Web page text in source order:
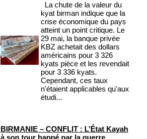
La chute de la valeur du
kyat birman indique que la
crise économique du pays
atteint un point critique. Le
29 mai, la banque privée
KBZ achetait des dollars
américains pour 3 326
kyats pièce et les revendait
pour 3 336 kyats.
Cependant, ces taux
n'étaient applicables qu'aux
étudi...
BIRMANIE – CONFLIT : L’État Kayah